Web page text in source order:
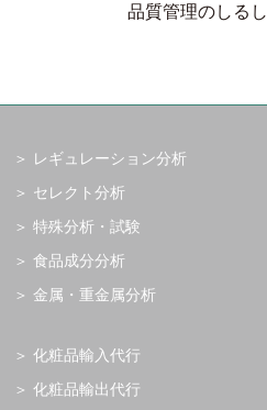
品質管理のしるし
レギュレーション分析
セレクト分析
特殊分析・試験
食品成分分析
金属・重金属分析
化粧品輸入代行
化粧品輸出代行